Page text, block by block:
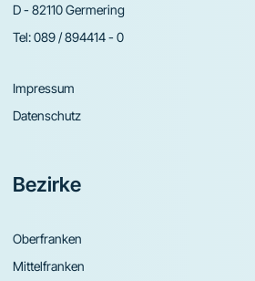
D - 82110 Germering
Tel:089 / 894414 - 0
Impressum
Datenschutz
Bezirke
Oberfranken
Mittelfranken